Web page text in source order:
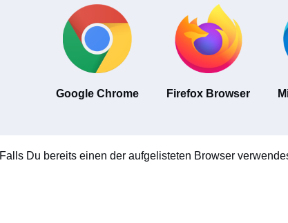
Google Chrome Firefox Browser
Falls Du bereits einen der aufgelisteten Browser